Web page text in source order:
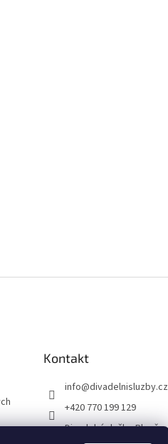
Kontakt
info@divadelnisluzby.cz
+420 770 199 129
Divadelní služby Plzeň